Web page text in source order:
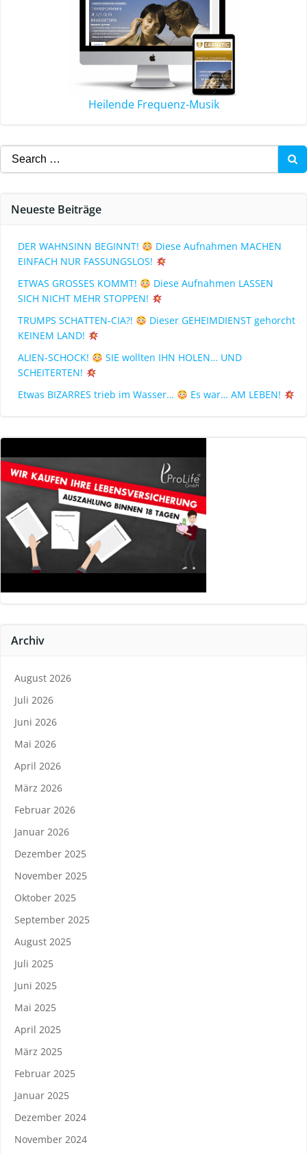
Heilende Frequenz-Musik
Neueste Beiträge
DER WAHNSINN BEGINNT!
Diese Aufnahmen MACHEN
EINFACH NUR FASSUNGSLOS!
ETWAS GROSSES KOMMT!
Diese Aufnahmen LASSEN
SICH NICHT MEHR STOPPEN!
TRUMPS SCHATTEN-CIA?!
Dieser GEHEIMDIENST gehorcht
KEINEM LAND!
ALIEN-SCHOCK!
SIE wollten IHN HOLEN… UND
SCHEITERTEN!
Etwas BIZARRES trieb im Wasser…
Es war… AM LEBEN!
Archiv
August 2026
Juli 2026
Juni 2026
Mai 2026
April 2026
März 2026
Februar 2026
Januar 2026
Dezember 2025
November 2025
Oktober 2025
September 2025
August 2025
Juli 2025
Juni 2025
Mai 2025
April 2025
März 2025
Februar 2025
Januar 2025
Dezember 2024
November 2024